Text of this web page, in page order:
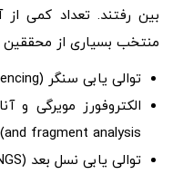
بین رفتند. تعداد کمی از
منتخب بسیاری از محققین
توالی یابی سنگر (Sanger sequencing)
and fragment analysis)
توالی یابی نسل بعد (NGS)